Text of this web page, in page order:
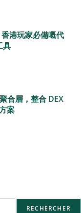
港玩家必備嘅代
具
合層，整合 DEX
案
RECHERCHER